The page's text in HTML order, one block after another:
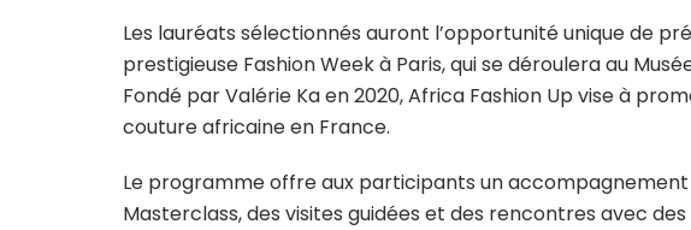
Les lauréats sélectionnés auront l’opportunité unique de
prestigieuse Fashion Week à Paris, qui se déroulera au
Fondé par Valérie Ka en 2020, Africa Fashion Up vise à
couture africaine en France.
Le programme offre aux participants un
Masterclass, des visites guidées et des rencontres avec